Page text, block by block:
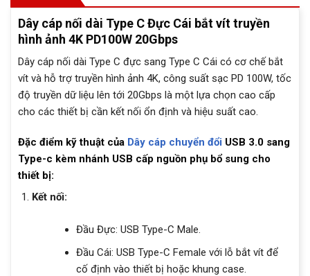
Dây cáp nối dài Type C Đực Cái bắt vít truyền
hình ảnh 4K PD100W 20Gbps
Dây cáp nối dài Type C đực sang Type C Cái có cơ chế bắt
vít và hỗ trợ truyền hình ảnh 4K, công suất sạc PD 100W, tốc
độ truyền dữ liệu lên tới 20Gbps là một lựa chọn cao cấp
cho các thiết bị cần kết nối ổn định và hiệu suất cao.
Đặc điểm kỹ thuật của Dây cáp chuyển đổi USB 3.0 sang
Type-c kèm nhánh USB cấp nguồn phụ bổ sung cho
thiết bị:
Kết nối:
Đầu Đực: USB Type-C Male.
Đầu Cái: USB Type-C Female với lỗ bắt vít để
cố định vào thiết bị hoặc khung case.